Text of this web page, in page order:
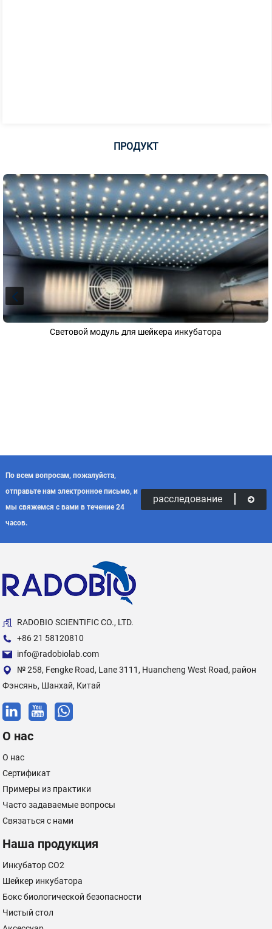
ПРОДУКТ
Световой модуль для шейкера инкубатора
По всем вопросам, пожалуйста,
отправьте нам электронное письмо, и
мы свяжемся с вами в течение 24
часов.
расследование
RADOBIO SCIENTIFIC CO., LTD.
+86 21 58120810
info@radobiolab.com
№ 258, Fengke Road, Lane 3111, Huancheng West Road, район
Фэнсянь, Шанхай, Китай
О нас
О нас
Сертификат
Примеры из практики
Часто задаваемые вопросы
Связаться с нами
Наша продукция
Инкубатор CO2
Шейкер инкубатора
Бокс биологической безопасности
Чистый стол